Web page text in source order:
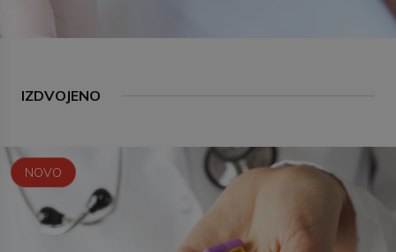
IZDVOJENO
NOVO